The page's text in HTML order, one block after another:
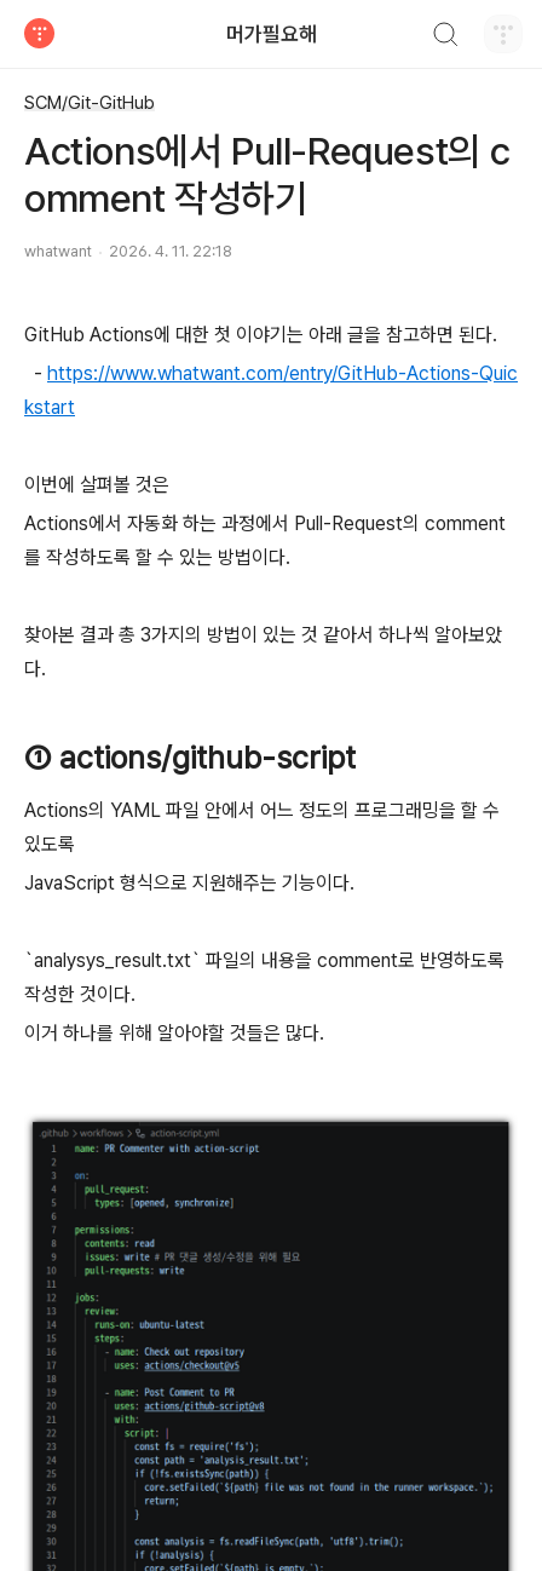
머가필요해
SCM/Git-GitHub
Actions에서 Pull-Request의 c
omment 작성하기
whatwant 2026. 4. 11. 22:18
GitHub Actions에 대한 첫 이야기는 아래 글을 참고하면 된다.
- https://www.whatwant.com/entry/GitHub-Actions-Quic
kstart
이번에 살펴볼 것은
Actions에서 자동화 하는 과정에서 Pull-Request의 comment
를 작성하도록 할 수 있는 방법이다.
찾아본 결과 총 3가지의 방법이 있는 것 같아서 하나씩 알아보았
다.
① actions/github-script
Actions의 YAML 파일 안에서 어느 정도의 프로그래밍을 할 수
있도록
JavaScript 형식으로 지원해주는 기능이다.
`analysys_result.txt` 파일의 내용을 comment로 반영하도록
작성한 것이다.
이거 하나를 위해 알아야할 것들은 많다.